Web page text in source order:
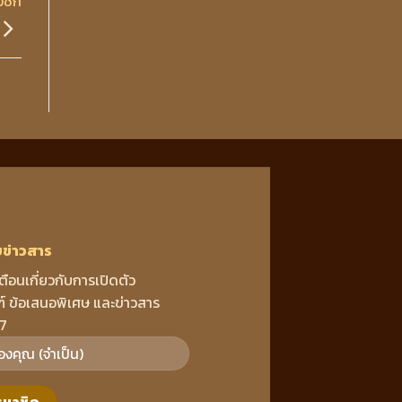
าวสาร
อนเกี่ยวกับการเปิดตัว
อเสนอพิเศษ และข่าวสาร